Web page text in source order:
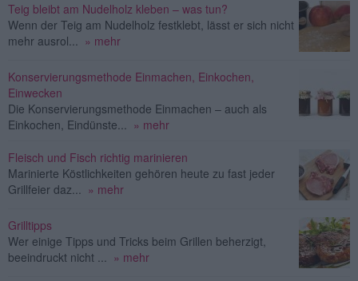
Teig bleibt am Nudelholz kleben – was tun?
Wenn der Teig am Nudelholz festklebt, lässt er sich nicht
mehr ausrol... » mehr
Konservierungsmethode Einmachen, Einkochen,
Einwecken
Die Konservierungsmethode Einmachen – auch als
Einkochen, Eindünste... » mehr
Fleisch und Fisch richtig marinieren
Marinierte Köstlichkeiten gehören heute zu fast jeder
Grillfeier daz... » mehr
Grilltipps
Wer einige Tipps und Tricks beim Grillen beherzigt,
beeindruckt nicht ... » mehr